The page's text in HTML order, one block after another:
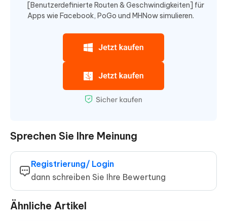
[Benutzerdefinierte Routen & Geschwindigkeiten] für
Apps wie Facebook, PoGo und MHNow simulieren.
Sprechen Sie Ihre Meinung
Registrierung/ Login
dann schreiben Sie Ihre Bewertung
Ähnliche Artikel